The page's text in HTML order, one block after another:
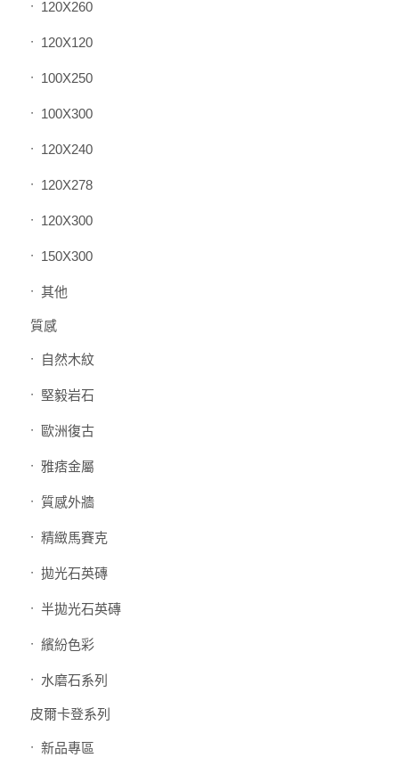
120X260
120X120
100X250
100X300
120X240
120X278
120X300
150X300
其他
質感
自然木紋
堅毅岩石
歐洲復古
雅痞金屬
質感外牆
精緻馬賽克
拋光石英磚
半拋光石英磚
繽紛色彩
水磨石系列
皮爾卡登系列
新品專區